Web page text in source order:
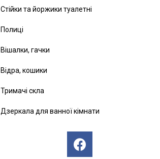
Стійки та йоржики туалетні
Полиці
Вішалки, гачки
Відра, кошики
Тримачі скла
Дзеркала для ванної кімнати